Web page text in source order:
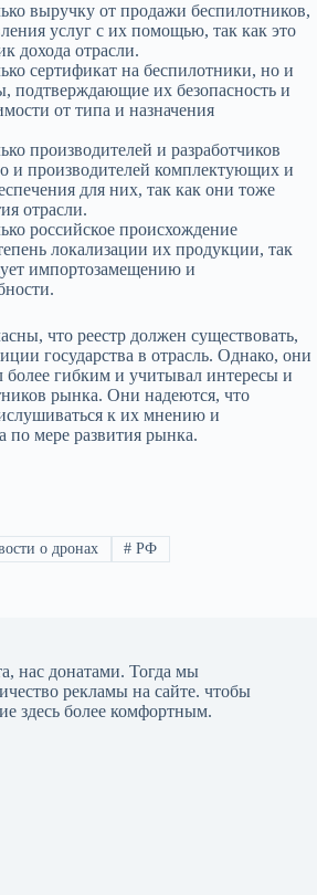
выручку от продажи беспилотников,
услуг с их помощью, так как это
дохода отрасли.
сертификат на беспилотники, но и
подтверждающие их безопасность и
от типа и назначения
производителей и разработчиков
и производителей комплектующих и
для них, так как они тоже
отрасли.
российское происхождение
локализации их продукции, так
импортозамещению и
что реестр должен существовать,
государства в отрасль. Однако, они
более гибким и учитывал интересы и
рынка. Они надеются, что
к их мнению и
по мере развития рынка.
о дронах # РФ
нас донатами. Тогда мы
рекламы на сайте. чтобы
здесь более комфортным.